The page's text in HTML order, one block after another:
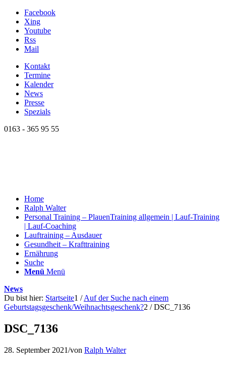
Facebook
Xing
Youtube
Rss
Mail
Kontakt
Termine
Kalender
News
Presse
Spezials
0163 - 365 95 55
Home
Ralph Walter
Personal Training – PlauenTraining allgemein | Lauf-Training
| Lauf-Coaching
Lauftraining – Ausdauer
Gesundheit – Krafttraining
Ernährung
Suche
Menü Menü
News
Du bist hier: Startseite1 / Auf der Suche nach einem
Geburtstagsgeschenk/Weihnachtsgeschenk?2 / DSC_7136
DSC_7136
28. September 2021/von Ralph Walter